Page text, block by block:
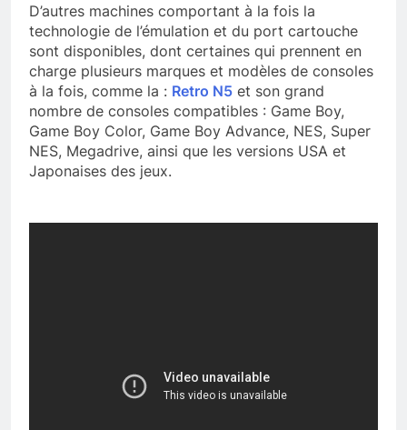
D’autres machines comportant à la fois la
technologie de l’émulation et du port cartouche
sont disponibles, dont certaines qui prennent en
charge plusieurs marques et modèles de consoles
à la fois, comme la : Retro N5 et son grand
nombre de consoles compatibles : Game Boy,
Game Boy Color, Game Boy Advance, NES, Super
NES, Megadrive, ainsi que les versions USA et
Japonaises des jeux.